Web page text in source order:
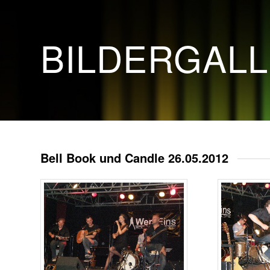
Bell Book und Candle 26.05.2012